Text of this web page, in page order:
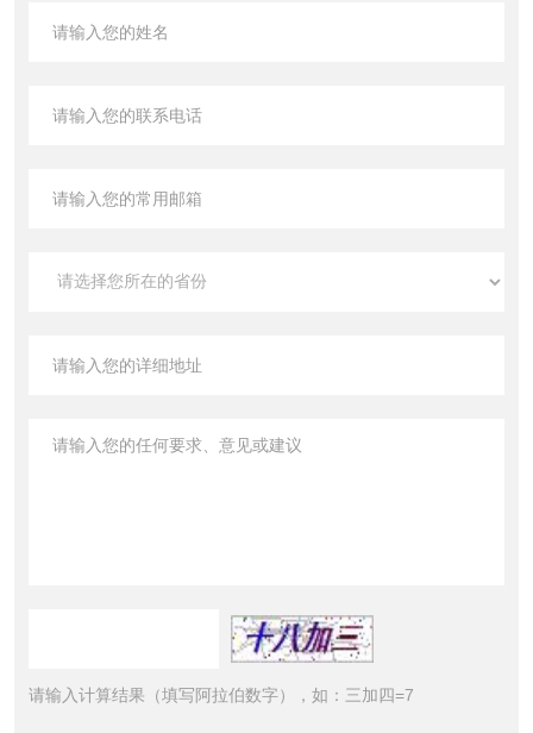
请输入计算结果（填写阿拉伯数字），如：三加四=7